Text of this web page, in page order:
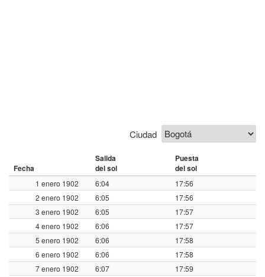
Ciudad
Fecha
Salida
del sol
Puesta
del sol
1 enero 1902 6:04
17:56
2 enero 1902
6:05
17:56
3 enero 1902
6:05
17:57
4 enero 1902
6:06
17:57
5 enero 1902
6:06
17:58
6 enero 1902
6:06
17:58
7 enero 1902
6:07 17:59